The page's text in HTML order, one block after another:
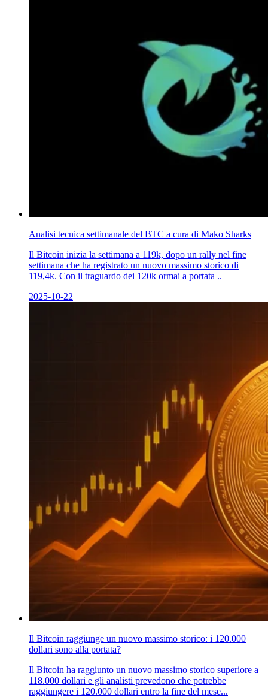
Analisi tecnica settimanale del BTC a cura di Mako Sharks
Il Bitcoin inizia la settimana a 119k, dopo un rally nel fine
settimana che ha registrato un nuovo massimo storico di
119,4k. Con il traguardo dei 120k ormai a portata ..
2025-10-22
Il Bitcoin raggiunge un nuovo massimo storico: i 120.000
dollari sono alla portata?
Il Bitcoin ha raggiunto un nuovo massimo storico superiore a
118.000 dollari e gli analisti prevedono che potrebbe
raggiungere i 120.000 dollari entro la fine del mese...